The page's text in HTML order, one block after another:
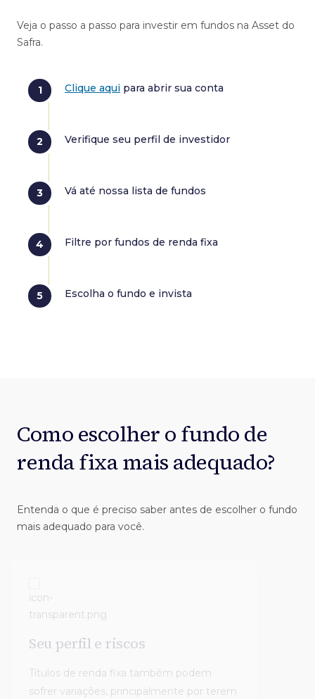
Veja o passo a passo para investir em fundos na Asset do
Safra.
Clique aqui para abrir sua conta
Verifique seu perfil de investidor
Vá até nossa lista de fundos
Filtre por fundos de renda fixa
Escolha o fundo e invista
Como escolher o fundo de
renda fixa mais adequado?
Entenda o que é preciso saber antes de escolher o fundo
mais adequado para você.
Seu perfil e riscos
Títulos de renda fixa também podem
sofrer variações, principalmente por terem